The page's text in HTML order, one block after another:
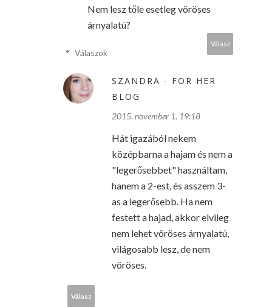
Nem lesz tőle esetleg vöröses
árnyalatú?
Válasz
Válaszok
SZANDRA - FOR HER
BLOG
2015. november 1. 19:18
Hát igazából nekem
középbarna a hajam és nem a
"legerősebbet" használtam,
hanem a 2-est, és asszem 3-
as a legerősebb. Ha nem
festett a hajad, akkor elvileg
nem lehet vöröses árnyalatú,
világosabb lesz, de nem
vöröses.
Válasz